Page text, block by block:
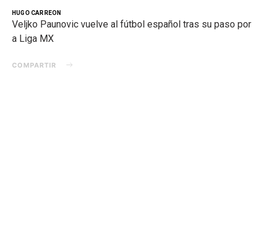
HUGO CARREON
Veljko Paunovic vuelve al fútbol español tras su paso por
a Liga MX
COMPARTIR